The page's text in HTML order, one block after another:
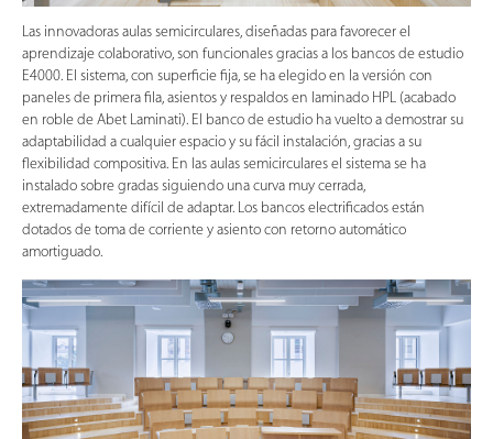
Las innovadoras aulas semicirculares, diseñadas para favorecer el
aprendizaje colaborativo, son funcionales gracias a los bancos de estudio
E4000. El sistema, con superficie fija, se ha elegido en la versión con
paneles de primera fila, asientos y respaldos en laminado HPL (acabado
en roble de Abet Laminati). El banco de estudio ha vuelto a demostrar su
adaptabilidad a cualquier espacio y su fácil instalación, gracias a su
flexibilidad compositiva. En las aulas semicirculares el sistema se ha
instalado sobre gradas siguiendo una curva muy cerrada,
extremadamente difícil de adaptar. Los bancos electrificados están
dotados de toma de corriente y asiento con retorno automático
amortiguado.